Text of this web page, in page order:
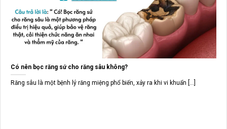
Có nên bọc răng sứ cho răng sâu không?
Răng sâu là một bệnh lý răng miệng phổ biến, xảy ra khi vi khuẩn [...]